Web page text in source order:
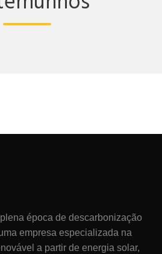
época de descarbonização
empresa especializada na
a partir de energia solar,